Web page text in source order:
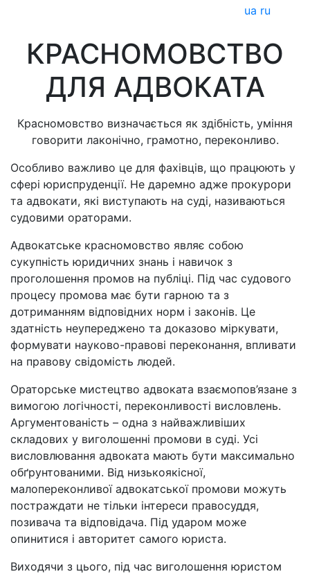
ua ru
КРАСНОМОВСТВО
ДЛЯ АДВОКАТА
Красномовство визначається як здібність, уміння
говорити лаконічно, грамотно, переконливо.
Особливо важливо це для фахівців, що працюють у
сфері юриспруденції. Не даремно адже прокурори
та адвокати, які виступають на суді, називаються
судовими ораторами.
Адвокатське красномовство являє собою
сукупність юридичних знань і навичок з
проголошення промов на публіці. Під час судового
процесу промова має бути гарною та з
дотриманням відповідних норм і законів. Це
здатність неупереджено та доказово міркувати,
формувати науково-правові переконання, впливати
на правову свідомість людей.
Ораторське мистецтво адвоката взаємопов’язане з
вимогою логічності, переконливості висловлень.
Аргументованість – одна з найважливіших
складових у виголошенні промови в суді. Усі
висловлювання адвоката мають бути максимально
обґрунтованими. Від низькоякісної,
малопереконливої адвокатської промови можуть
постраждати не тільки інтереси правосуддя,
позивача та відповідача. Під ударом може
опинитися і авторитет самого юриста.
Виходячи з цього, під час виголошення юристом